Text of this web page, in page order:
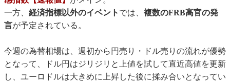
一方、 経済指標以外のイベント では、 複数のFRB高官の発
言が予定されている。
今週の為替相場は、週初から円売り・ドル売りの流れが優勢
となって、ドル円はジリジリと上値を試して直近高値を更新
し、ユーロドルは大きめに上昇した後に揉み合いとなってい